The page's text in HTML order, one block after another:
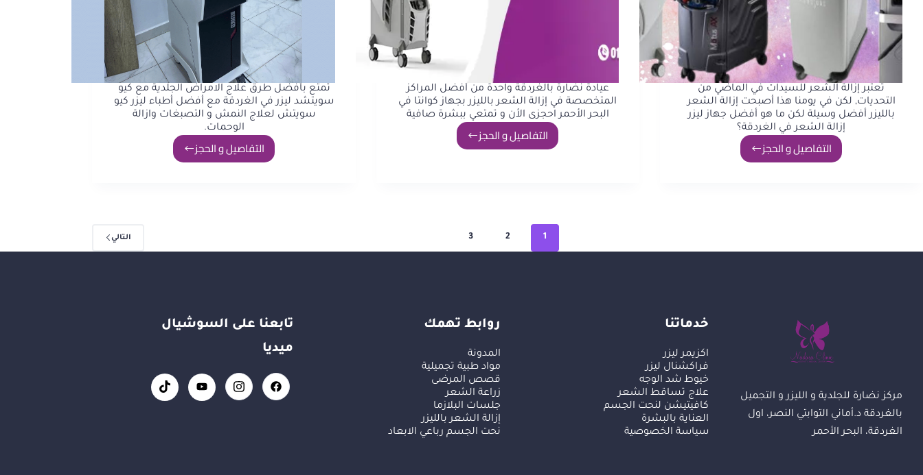
تعتبر إزالة الشعر للسيدات في الماضي من
التحديات, لكن في يومنا هذا أصبحت إزالة الشعر
بالليزر أفضل وسيلة لكن ما هو أفضل جهاز ليزر
إزالة الشعر في الغردقة؟
التفاصيل و الحجز
عيادة نضارة بالغردقة واحدةً من أفضل المراكز
المتخصصة في إزالة الشعر بالليزر بجهاز كوانتا في
البحر الأحمر احجزى الأن و تمتعي ببشرة صافية
التفاصيل و الحجز
تمتع بأفضل طرق علاج الامراض الجلدية مع كيو
سويتشد ليزر في الغردقة مع أفضل أطباء ليزر كيو
سويتش لعلاج النمش و التصبغات وازالة
الوحمات.
التفاصيل و الحجز
1
2
3 التالي
مركز نضارة للجلدية و الليزر و التجميل
بالغردقة د.أماني التوابتي النصر، اول
الغردقة، البحر الأحمر
خدماتنا
اكزيمر ليزر
فراكشنال ليزر
خيوط شد الوجه
علاج تساقط الشعر
كافيتيشن لنحت الجسم
العناية بالبشرة
سياسة الخصوصية
روابط تهمك
المدونة
مواد طبية تجميلية
قصص المرضى
زراعة الشعر
جلسات البلازما
إزالة الشعر بالليزر
نحت الجسم رباعي الابعاد
تابعنا على السوشيال
ميديا